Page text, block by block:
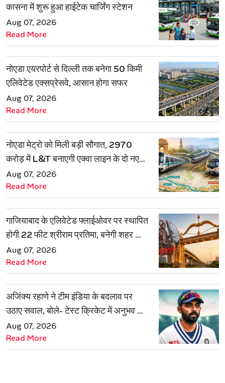
कासना में शुरू हुआ हाईटेक चार्जिंग स्टेशन
Aug 07, 2026
Read More
नोएडा एयरपोर्ट से दिल्ली तक बनेगा 50 किमी
एलिवेटेड एक्सप्रेसवे, आसान होगा सफर
Aug 07, 2026
Read More
नोएडा मेट्रो को मिली बड़ी सौगात, 2970
करोड़ में L&T बनाएगी एक्वा लाइन के दो नए
रूट
Aug 07, 2026
Read More
गाजियाबाद के एलिवेटेड फ्लाईओवर पर स्थापित
होगी 22 फीट श्रीराम प्रतिमा, बनेगी शहर की
नई पहचान
Aug 07, 2026
Read More
अजिंक्य रहाणे ने टीम इंडिया के बदलाव पर
उठाए सवाल, बोले- टेस्ट क्रिकेट में अनुभव की
जरूरत हमेशा रहेगी
Aug 07, 2026
Read More